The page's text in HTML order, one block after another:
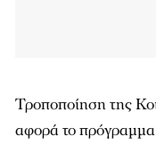
Τροποποίηση της
αφορά το